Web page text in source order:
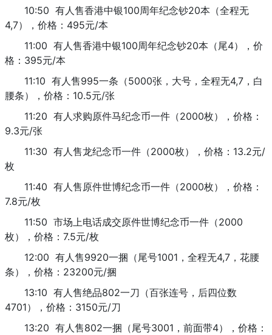
10:50 有人售香港中银100周年纪念钞20本（全程无
4,7），价格：495元/本
11:00 有人售香港中银100周年纪念钞20本（尾4），价
格：395元/本
11:10 有人售995一条（5000张，大号，全程无4,7，白
腰条），价格：10.5元/张
11:20 有人求购原件马纪念币一件（2000枚），价格：
9.3元/张
11:30 有人售龙纪念币一件（2000枚），价格：13.2元/
枚
11:40 有人售原件世博纪念币一件（2000枚），价格：
7.8元/枚
11:50 市场上电话成交原件世博纪念币一件（2000
枚），价格：7.5元/枚
12:00 有人售9920一捆（尾号1001，全程无4,7，花腰
条），价格：23200元/捆
13:10 有人售绝品802一刀（百张连号，后四位数
4701），价格：3150元/刀
13:20 有人售802一捆（尾号3001，前面带4），价格：